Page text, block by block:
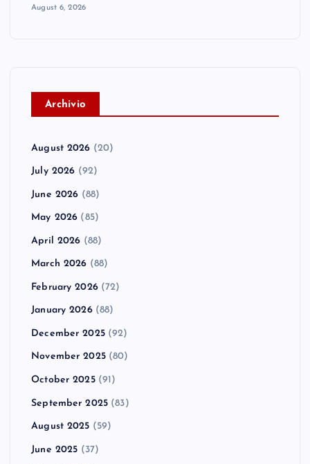
August 6, 2026
Archivio
August 2026 (20)
July 2026 (92)
June 2026 (88)
May 2026 (85)
April 2026 (88)
March 2026 (88)
February 2026(72)
January 2026(88)
December 2025(92)
November 2025(80)
October 2025(91)
September 2025 (83)
August 2025 (59)
June 2025 (37)